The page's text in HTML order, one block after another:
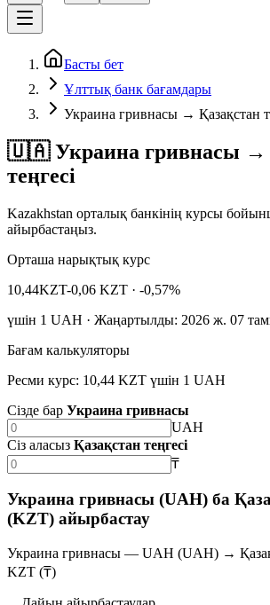
Басты бет
Ұлттық банк бағамдары
Украина гривнасы → Қазақстан
🇺🇦 Украина гривнасы →
теңгесі
Kazakhstan орталық банкінің курсы
айырбастаңыз.
Орташа нарықтық курс
10,44KZT-0,06 KZT · -0,57%
үшін 1 UAH · Жаңартылды: 2026 ж. 07
Бағам калькуляторы
Ресми курс: 10,44 KZT үшін 1 UAH
Сізде бар Украина гривнасы
UAH
Сіз аласыз Қазақстан теңгесі
₸
Украина гривнасы (UAH) ба
(KZT) айырбастау
Украина гривнасы — UAH (UAH) →
KZT (₸)